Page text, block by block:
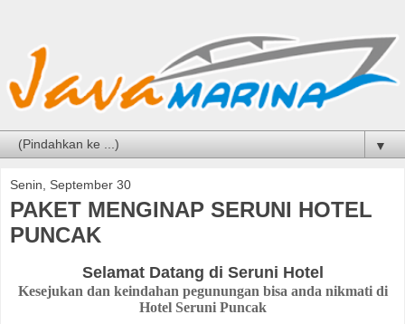
▼
Senin, September 30
PAKET MENGINAP SERUNI HOTEL
PUNCAK
Selamat Datang di Seruni Hotel
Kesejukan dan keindahan pegunungan bisa anda nikmati di
Hotel Seruni Puncak